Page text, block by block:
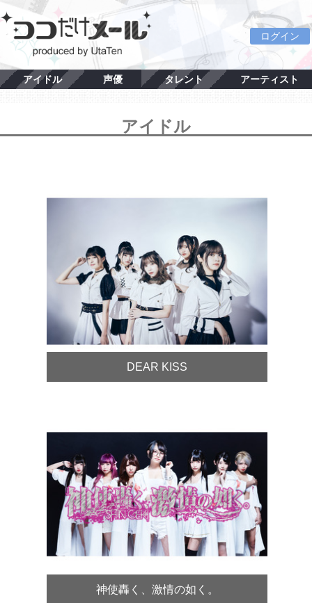
ログイン
アイドル 声優 タレント アーティスト
アイドル
DEAR KISS
神使轟く、激情の如く。